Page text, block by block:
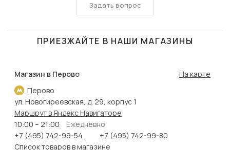
Задать вопрос
ПРИЕЗЖАЙТЕ В НАШИ МАГАЗИНЫ
Магазин в Перово
Перово
На карте
ул. Новогиреевская, д. 29, корпус 1
Маршрут в Яндекс Навигаторе
10:00 – 21:00
Ежедневно
+7 (495) 742-99-54
+7 (495) 742-99-80
Список товаров в магазине